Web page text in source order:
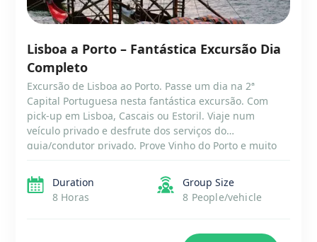
Lisboa a Porto – Fantástica Excursão Dia
Completo
Excursão de Lisboa ao Porto. Passe um dia na 2ª
Capital Portuguesa nesta fantástica excursão. Com
pick-up em Lisboa, Cascais ou Estoril. Viaje num
veículo privado e desfrute dos serviços do
guia/condutor privado. Prove Vinho do Porto e muito
Duration
8 Horas
Group Size
8 People/vehicle